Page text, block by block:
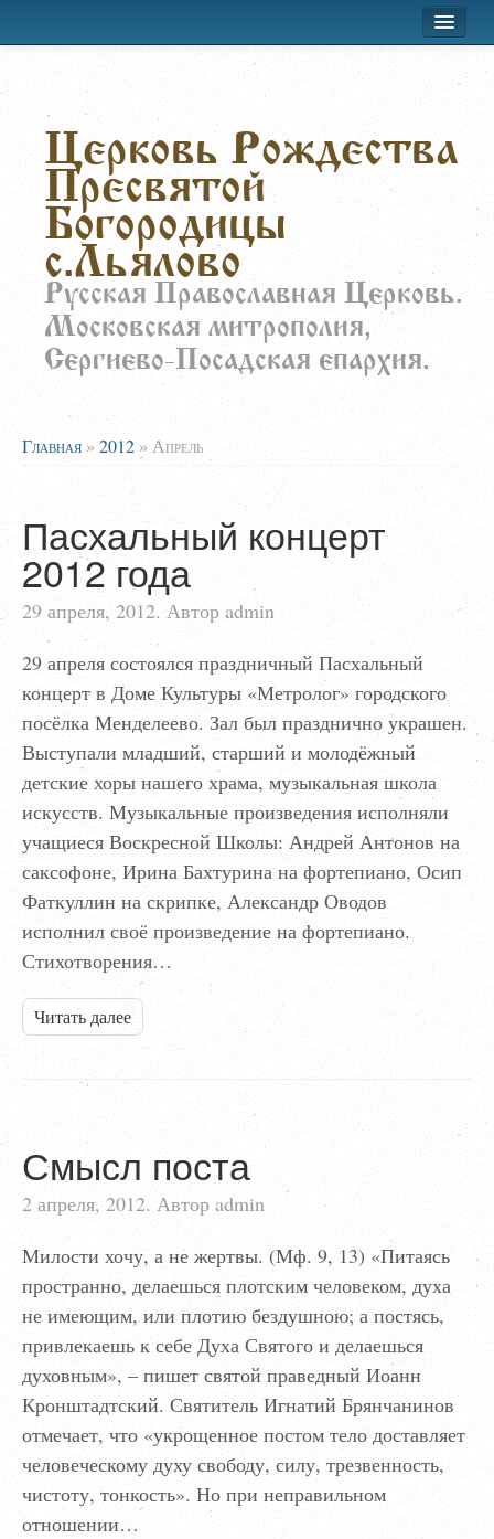
Лествица
Воскресная школа
Расписание
О храме
Заказать требы
Церковь Рождества
Пресвятой
Богородицы
с.Льялово
Русская Православная Церковь.
Московская митрополия,
Сергиево-Посадская епархия.
Главная » 2012 » Апрель
Пасхальный концерт
2012 года
29 апреля, 2012. Автор admin
29 апреля состоялся праздничный Пасхальный
концерт в Доме Культуры «Метролог» городского
посёлка Менделеево. Зал был празднично украшен.
Выступали младший, старший и молодёжный
детские хоры нашего храма, музыкальная школа
искусств. Музыкальные произведения исполняли
учащиеся Воскресной Школы: Андрей Антонов на
саксофоне, Ирина Бахтурина на фортепиано, Осип
Фаткуллин на скрипке, Александр Оводов
исполнил своё произведение на фортепиано.
Стихотворения…
Читать далее
Смысл поста
2 апреля, 2012. Автор admin
Милости хочу, а не жертвы. (Мф. 9, 13) «Питаясь
пространно, делаешься плотским человеком, духа
не имеющим, или плотию бездушною; а постясь,
привлекаешь к себе Духа Святого и делаешься
духовным», – пишет святой праведный Иоанн
Кронштадтский. Святитель Игнатий Брянчанинов
отмечает, что «укрощенное постом тело доставляет
человеческому духу свободу, силу, трезвенность,
чистоту, тонкость». Но при неправильном
отношении…